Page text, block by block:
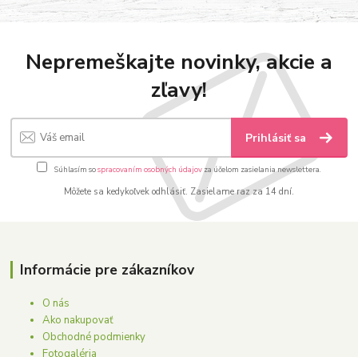
Nepremeškajte novinky, akcie a
zľavy!
Prihlásiť sa
Súhlasím sospracovaním osobných údajovza účelom zasielania newslettera.
Môžete sa kedykoľvek odhlásiť. Zasielame raz za 14 dní.
Informácie pre zákazníkov
O nás
Ako nakupovať
Obchodné podmienky